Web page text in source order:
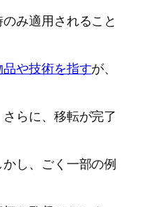
み適用されること
や技術を指すが、
らに、移転が完了
し、ごく一部の例